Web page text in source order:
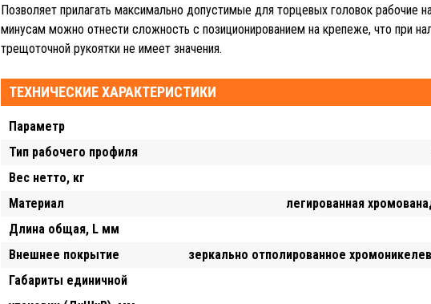
Позволяет прилагать максимально допустимые для торцевых головок рабочие
минусам можно отнести сложность с позиционированием на крепеже, что при
трещоточной рукоятки не имеет значения.
ТЕХНИЧЕСКИЕ ХАРАКТЕРИСТИКИ
Параметр
Тип рабочего профиля
Вес нетто, кг
Материал
легированная
Длина общая, L мм
Внешнее покрытие
зеркально отполированное
Габариты единичной